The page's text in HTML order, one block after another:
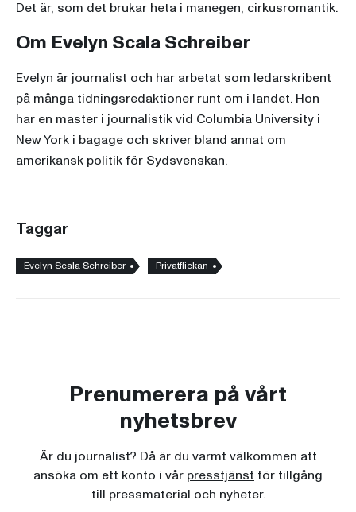
Det är, som det brukar heta i manegen, cirkusromantik.
Om Evelyn Scala Schreiber
Evelyn är journalist och har arbetat som ledarskribent
på många tidningsredaktioner runt om i landet. Hon
har en master i journalistik vid Columbia University i
New York i bagage och skriver bland annat om
amerikansk politik för Sydsvenskan.
Taggar
Evelyn Scala Schreiber Privatflickan
Prenumerera på vårt
nyhetsbrev
Är du journalist? Då är du varmt välkommen att
ansöka om ett konto i vår presstjänst för tillgång
till pressmaterial och nyheter.